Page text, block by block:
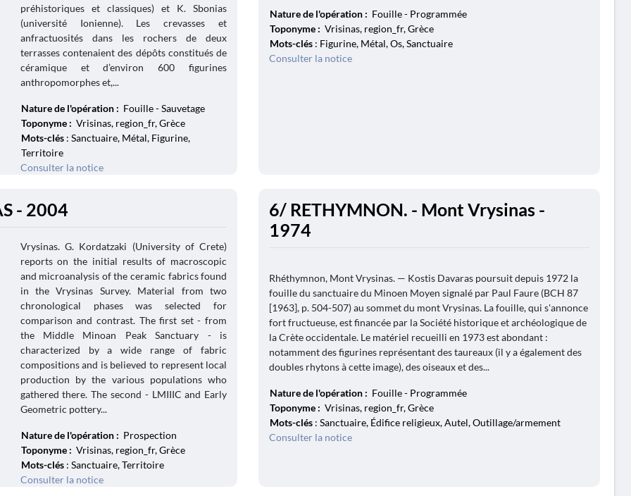
préhistoriques et classiques) et K. Sbonias
(université Ionienne). Les crevasses et
anfractuosités dans les rochers de deux
terrasses contenaient des dépôts constitués de
céramique et d’environ 600 figurines
anthropomorphes et,...
Nature de l'opération : Fouille - Sauvetage
Toponyme : Vrisinas, region_fr, Grèce
Mots-clés: Sanctuaire, Métal, Figurine,
Territoire
Consulter la notice
Nature de l'opération : Fouille - Programmée
Toponyme : Vrisinas, region_fr, Grèce
Mots-clés : Figurine, Métal, Os, Sanctuaire
Consulter la notice
- 2004
Vrysinas. G. Kordatzaki (University of Crete)
reports on the initial results of macroscopic
and microanalysis of the ceramic fabrics found
in the Vrysinas Survey. Material from two
chronological phases was selected for
comparison and contrast. The first set - from
the Middle Minoan Peak Sanctuary - is
characterized by a wide range of fabric
compositions and is believed to represent local
production by the various populations who
gathered there. The second - LMIIIC and Early
Geometric pottery...
Nature de l'opération : Prospection
Toponyme : Vrisinas, region_fr, Grèce
Mots-clés: Sanctuaire, Territoire
Consulter la notice
6/ RETHYMNON. - Mont Vrysinas -
1974
Rhéthymnon, Mont Vrysinas. — Kostis Davaras poursuit depuis 1972 la
fouille du sanctuaire du Minoen Moyen signalé par Paul Faure (BCH 87
[1963], p. 504-507) au sommet du mont Vrysinas. La fouille, qui s'annonce
fort fructueuse, est financée par la Société historique et archéologique de
la Crète occidentale. Le matériel recueilli en 1973 est abondant :
notamment des figurines représentant des taureaux (il y a également des
doubles rhytons à cette image), des oiseaux et des...
Nature de l'opération : Fouille - Programmée
Toponyme : Vrisinas, region_fr, Grèce
Mots-clés : Sanctuaire, Édifice religieux, Autel, Outillage/armement
Consulter la notice